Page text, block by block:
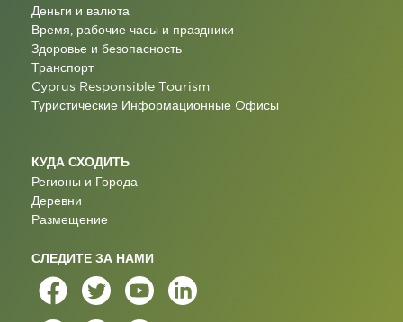
Деньги и валюта
Время, рабочие часы и праздники
Здоровье и безопасность
Транспорт
Cyprus Responsible Tourism
Туристические Информационные Oфисы
КУДА СХОДИТЬ
Регионы и Города
Деревни
Размещение
СЛЕДИТЕ ЗА НАМИ